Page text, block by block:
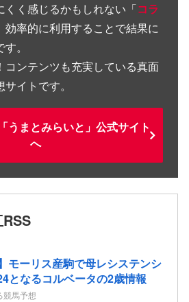
くく感じるかもしれない「コラ
効率的に利用することで結果に
。
コンテンツも充実している真面
イトです。
うまとみらいと」公式サイト
へ
モーリス産駒で母レシステンシ
となるコルベータの2歳情報
競馬予想